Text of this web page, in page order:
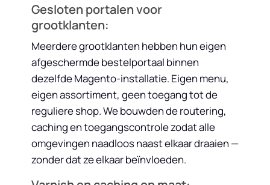
Gesloten portalen voor
grootklanten:
Meerdere grootklanten hebben hun eigen
afgeschermde bestelportaal binnen
dezelfde Magento-installatie. Eigen menu,
eigen assortiment, geen toegang tot de
reguliere shop. We bouwden de routering,
caching en toegangscontrole zodat alle
omgevingen naadloos naast elkaar draaien —
zonder dat ze elkaar beïnvloeden.